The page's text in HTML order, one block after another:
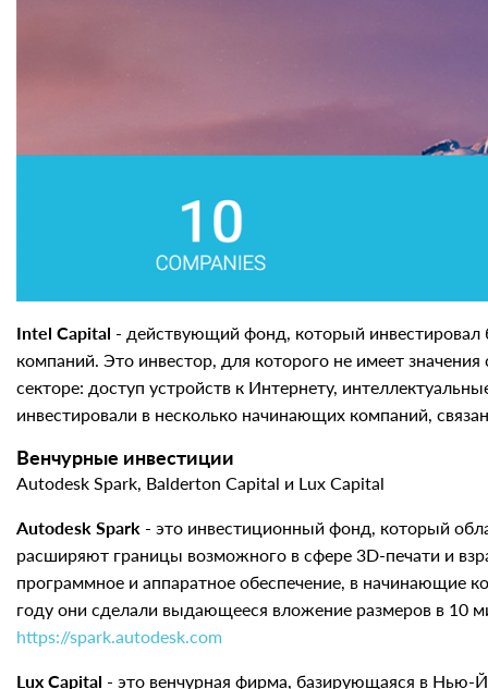
Intel Capital - действующий фонд, который инвестировал
компаний. Это инвестор, для которого не имеет
секторе: доступ устройств к Интернету,
инвестировали в несколько начинающих компаний,
Венчурные инвестиции
Autodesk Spark, Balderton Capital и Lux Capital
Autodesk Spark - это инвестиционный фонд, который
расширяют границы возможного в сфере 3D-печати и
программное и аппаратное обеспечение, в начинающие
году они сделали выдающееся вложение размеров в 10
https://spark.autodesk.com
Lux Capital - это венчурная фирма, базирующаяся в Нью-